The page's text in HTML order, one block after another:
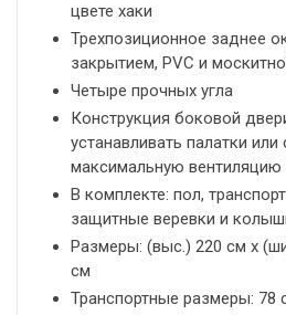
цвете хаки
Трехпозиционное заднее
закрытием, PVC и
Четыре прочных угла
Конструкция боковой
устанавливать палатки или
максимальную вентиляцию
В комплекте: пол,
защитные веревки и
Размеры: (выс.) 220 см x
см
Транспортные размеры: 78